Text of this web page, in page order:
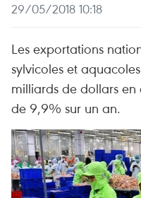
29/05/2018 10:18
Les exportations
sylvicoles et
milliards de dollars ​en
de 9,9% sur un an.